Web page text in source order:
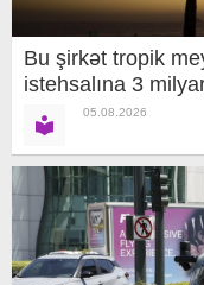
Bu şirkət tropik
istehsalına 3
05.08.2026